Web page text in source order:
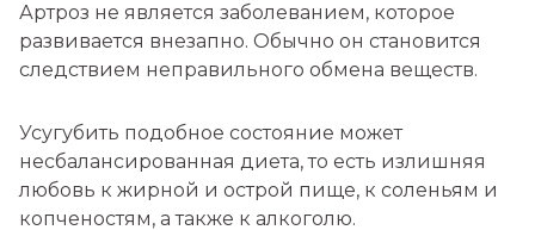
Артроз не является заболеванием, которое
развивается внезапно. Обычно он становится
следствием неправильного обмена веществ.
Усугубить подобное состояние может
несбалансированная диета, то есть излишняя
любовь к жирной и острой пище, к соленьям и
копченостям, а также к алкоголю.